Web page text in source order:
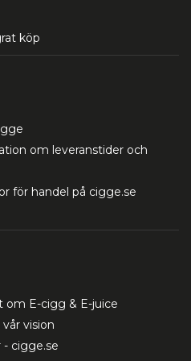
köp
om leveranstider och
för handel på cigge.se
om E-cigg & E-juice
vision
cigge.se